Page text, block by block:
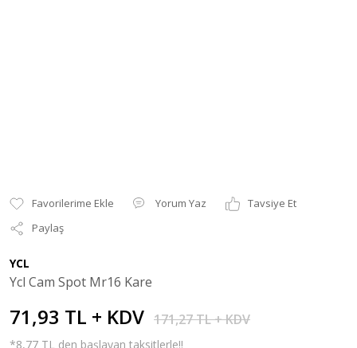
Yorum Yaz
Tavsiye Et
Paylaş
YCL
Ycl Cam Spot Mr16 Kare
71,93 TL + KDV 171,27 TL + KDV
*8,77 TL den başlayan taksitlerle!!